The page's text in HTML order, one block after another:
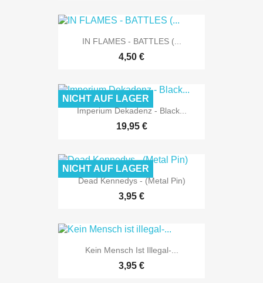
IN FLAMES - BATTLES (...
4,50 €
Imperium Dekadenz - Black...
19,95 €
NICHT AUF LAGER
Dead Kennedys - (Metal Pin)
3,95 €
NICHT AUF LAGER
Kein Mensch Ist Illegal-...
3,95 €